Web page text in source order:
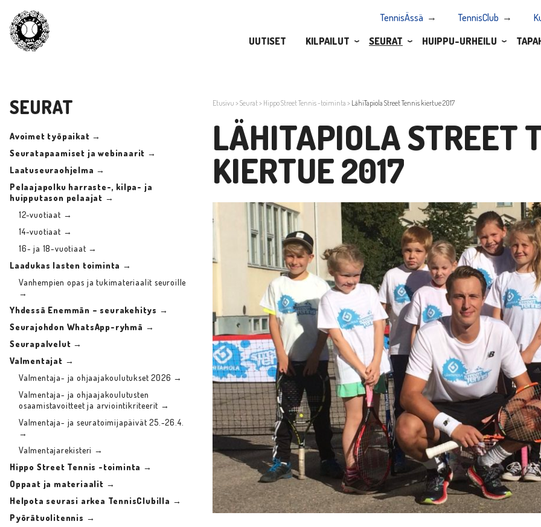
TennisÄssä TennisClub
UUTISET
KILPAILUT SEURAT HUIPPU-URHEILU
SEURAT
Avoimet työpaikat →
Seuratapaamiset ja webinaarit →
Laatuseuraohjelma →
Pelaajapolku harraste-, kilpa- ja
huipputason pelaajat →
12-vuotiaat →
14-vuotiaat →
16- ja 18-vuotiaat →
Laadukas lasten toiminta →
Vanhempien opas ja tukimateriaalit seuroille
→
Yhdessä Enemmän – seurakehitys →
Seurajohdon WhatsApp-ryhmä →
Seurapalvelut →
Valmentajat →
Valmentaja- ja ohjaajakoulutukset 2026 →
Valmentaja- ja ohjaajakoulutusten
osaamistavoitteet ja arviointikriteerit →
Valmentaja- ja seuratoimijapäivät 25.-26.4.
→
Valmentajarekisteri →
Hippo Street Tennis -toiminta →
Oppaat ja materiaalit →
Helpota seurasi arkea TennisClubilla →
Pyörätuolitennis →
Etusivu >Seurat> Hippo Street Tennis -toiminta > LähiTapiola Street Tennis kiertue 2017
LÄHITAPIOLA STREET
KIERTUE 2017